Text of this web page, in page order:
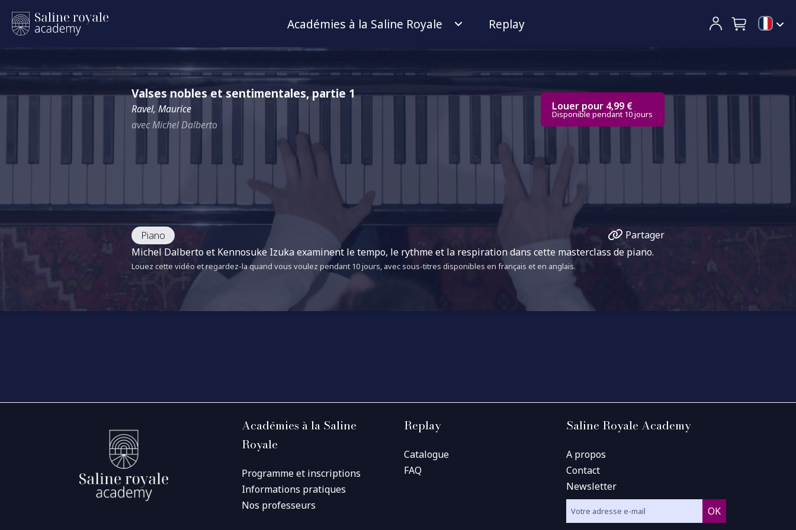
Académies à la Saline Royale Replay
Valses nobles et sentimentales, partie 1
Ravel, Maurice
avec Michel Dalberto
Louer pour 4,99 €
Disponible pendant 10 jours
Piano
Partager
Michel Dalberto et Kennosuke Izuka examinent le tempo, le rythme et la respiration dans cette masterclass de piano.
Louez cette vidéo et regardez-la quand vous voulez pendant 10 jours, avec sous-titres disponibles en français et en anglais.
Académies à la Saline
Royale
Programme et inscriptions
Informations pratiques
Nos professeurs
Replay
Catalogue
FAQ
Saline Royale Academy
A propos
Contact
Newsletter